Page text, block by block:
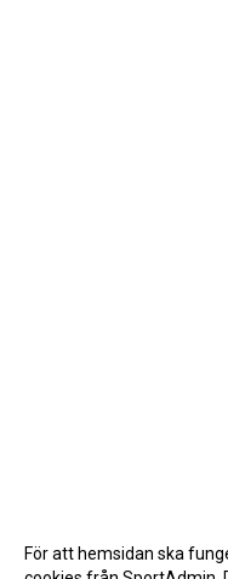
För att hemsidan ska